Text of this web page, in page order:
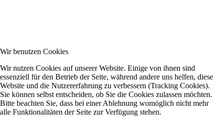
Wir benutzen Cookies
Wir nutzen Cookies auf unserer Website. Einige von ihnen sind
essenziell für den Betrieb der Seite, während andere uns helfen, diese
Website und die Nutzererfahrung zu verbessern (Tracking Cookies).
Sie können selbst entscheiden, ob Sie die Cookies zulassen möchten.
Bitte beachten Sie, dass bei einer Ablehnung womöglich nicht mehr
alle Funktionalitäten der Seite zur Verfügung stehen.